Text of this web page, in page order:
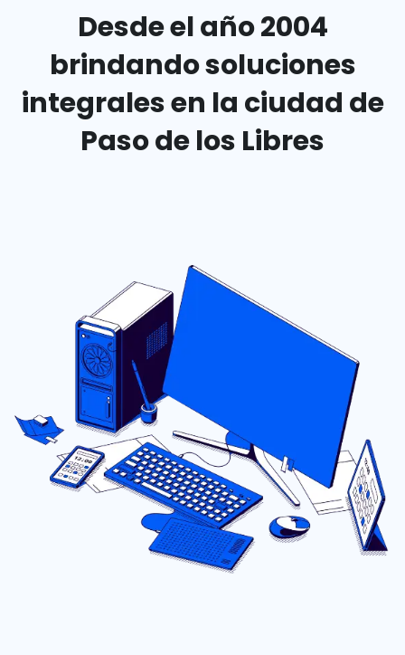
Desde el año 2004
brindandosoluciones
integrales en la ciudad de
Paso de los Libres